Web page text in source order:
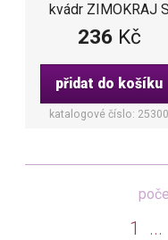
kvádr ZIMOKRAJ S
DIODOU kvádr 7 x 14
cm
236Kč
přidat do košíku
katalogové číslo: 25300
1 ...